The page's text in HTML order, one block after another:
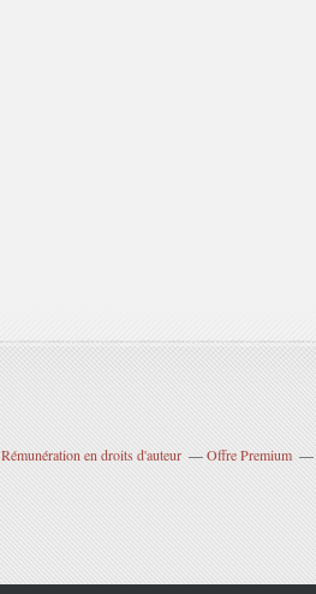
Rémunération en droits d'auteur Offre Premium